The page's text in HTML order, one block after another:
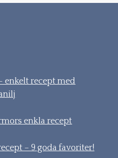
enkelt recept med
enkla recept
– 9 goda favoriter!